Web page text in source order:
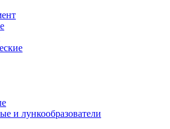
и лункообразователи